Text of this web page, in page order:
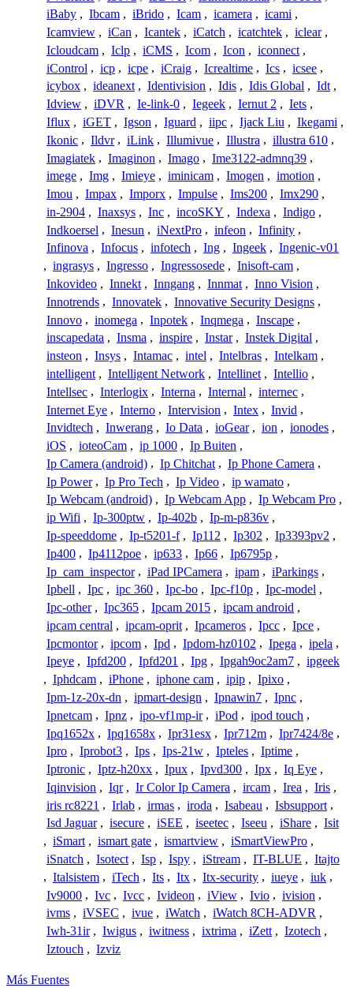
iBaby , Ibcam , iBrido , Icam , icamera , icami ,
Icamview , iCan , Icantek , iCatch , icatchtek , iclear ,
Icloudcam , Iclp , iCMS , Icom , Icon , iconnect ,
iControl , icp , icpe , iCraig , Icrealtime , Ics , icsee ,
icybox , ideanext , Identivision , Idis , Idis Global , Idt ,
Idview , iDVR , Ie-link-0 , Iegeek , Iernut 2 , Iets ,
Iflux , iGET , Igson , Iguard , iipc , Ijack Liu , Ikegami ,
Ikonic , Ildvr , iLink , Illumivue , Illustra , illustra 610 ,
Imagiatek , Imaginon , Imago , Ime3122-admnq39 ,
imege , Img , Imieye , iminicam , Imogen , imotion ,
Imou , Impax , Imporx , Impulse , Ims200 , Imx290 ,
in-2904 , Inaxsys , Inc , incoSKY , Indexa , Indigo ,
Indkoersel , Inesun , iNextPro , infeon , Infinity ,
Infinova , Infocus , infotech , Ing , Ingeek , Ingenic-v01
, ingrasys , Ingresso , Ingressosede , Inisoft-cam ,
Inkovideo , Innekt , Inngang , Innmat , Inno Vision ,
Innotrends , Innovatek , Innovative Security Designs ,
Innovo , inomega , Inpotek , Inqmega , Inscape ,
inscapedata , Insma , inspire , Instar , Instek Digital ,
insteon , Insys , Intamac , intel , Intelbras , Intelkam ,
intelligent , Intelligent Network , Intellinet , Intellio ,
Intellsec , Interlogix , Interna , Internal , internec ,
Internet Eye , Interno , Intervision , Intex , Invid ,
Invidtech , Inwerang , Io Data , ioGear , ion , ionodes ,
iOS , ioteoCam , ip 1000 , Ip Buiten ,
Ip Camera (android) , Ip Chitchat , Ip Phone Camera ,
Ip Power , Ip Pro Tech , Ip Video , ip wamato ,
Ip Webcam (android) , Ip Webcam App , Ip Webcam Pro ,
ip Wifi , Ip-300ptw , Ip-402b , Ip-m-p836v ,
Ip-speeddome , Ip-t5201-f , Ip112 , Ip302 , Ip3393pv2 ,
Ip400 , Ip4112poe , ip633 , Ip66 , Ip6795p ,
Ip_cam_inspector , iPad IPCamera , ipam , iParkings ,
Ipbell , Ipc , ipc 360 , Ipc-bo , Ipc-f10p , Ipc-model ,
Ipc-other , Ipc365 , Ipcam 2015 , ipcam android ,
ipcam central , ipcam-oprit , Ipcameros , Ipcc , Ipce ,
Ipcmontor , ipcom , Ipd , Ipdom-hz0102 , Ipega , ipela ,
Ipeye , Ipfd200 , Ipfd201 , Ipg , Ipgah9oc2am7 , ipgeek
, Iphdcam , iPhone , iphone cam , ipip , Ipixo ,
Ipm-1z-20x-dn , ipmart-design , Ipnawin7 , Ipnc ,
Ipnetcam , Ipnz , ipo-vf1mp-ir , iPod , ipod touch ,
Ipq1652x , Ipq1658x , Ipr31esx , Ipr712m , Ipr7424/8e ,
Ipro , Iprobot3 , Ips , Ips-21w , Ipteles , Iptime ,
Iptronic , Iptz-h20xx , Ipux , Ipvd300 , Ipx , Iq Eye ,
Iqinvision , Iqr , Ir Color Ip Camera , ircam , Irea , Iris ,
iris rc8221 , Irlab , irmas , iroda , Isabeau , Isbsupport ,
Isd Jaguar , isecure , iSEE , iseetec , Iseeu , iShare , Isit
, iSmart , ismart gate , ismartview , iSmartViewPro ,
iSnatch , Isotect , Isp , Ispy , iStream , IT-BLUE , Itajto
, Italsistem , iTech , Its , Itx , Itx-security , iueye , iuk ,
Iv9000 , Ivc , Ivcc , Ivideon , iView , Ivio , ivision ,
ivms , iVSEC , ivue , iWatch , iWatch 8CH-ADVR ,
Iwh-31ir , Iwigus , iwitness , ixtrima , iZett , Izotech ,
Iztouch , Izviz
Más Fuentes